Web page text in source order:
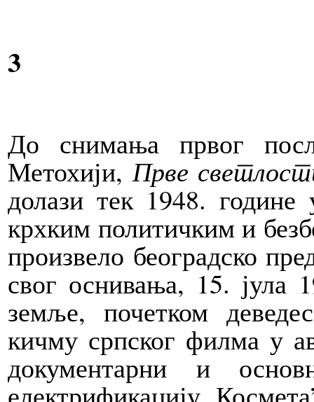
3
До снимања првог
Метохији,Прве
долази тек 1948.
крхким политичким и
произвело београдско
свог оснивања, 15. јула
земље, почетком
кичму српског филма у
документарни и